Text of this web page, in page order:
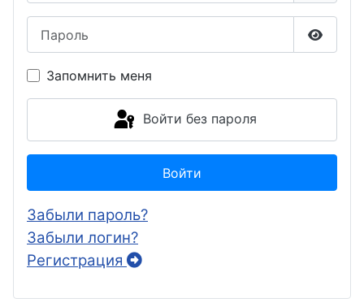
Запомнить меня
Войти без пароля
Войти
Забыли пароль?
Забыли логин?
Регистрация